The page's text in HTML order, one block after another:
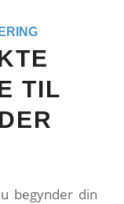
TIL
begynder din